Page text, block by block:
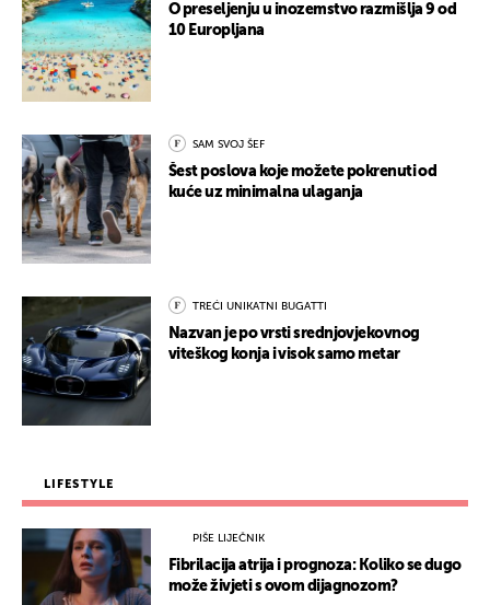
O preseljenju u inozemstvo razmišlja 9 od
10 Europljana
SAM SVOJ ŠEF
Šest poslova koje možete pokrenuti od
kuće uz minimalna ulaganja
TREĆI UNIKATNI BUGATTI
Nazvan je po vrsti srednjovjekovnog
viteškog konja i visok samo metar
LIFESTYLE
PIŠE LIJEČNIK
Fibrilacija atrija i prognoza: Koliko se dugo
može živjeti s ovom dijagnozom?